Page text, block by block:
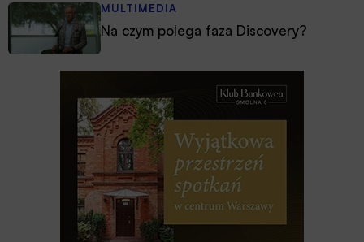
MULTIMEDIA
Na czym polega faza Discovery?